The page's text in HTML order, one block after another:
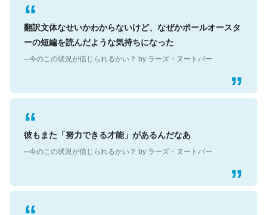
翻訳文体なせいかわからないけど、なぜかポールオースタ
ーの短編を読んだような気持ちになった
─今のこの状況が信じられるかい？ by ラーズ・ヌートバー
彼もまた「努力できる才能」があるんだなあ
─今のこの状況が信じられるかい？ by ラーズ・ヌートバー